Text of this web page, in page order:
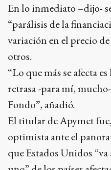
En lo inmediato –dijo-
“parálisis de la
variación en el precio
otros.
“Lo que más se afecta
retrasa -para mí,
Fondo”, añadió.
El titular de Apymet
optimista ante el
que Estados Unidos